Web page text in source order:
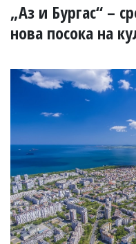
УКРАЙНА
РАЗСЛЕДВАНЕ
БИЗНЕС
Управители:
Веселин
Василев,
email:
v.vasilev@flagman.bg
Катя
Касабова,
еmail:k.kassabova@flagman.bg
„Аз и Бургас“ –
нова посока на